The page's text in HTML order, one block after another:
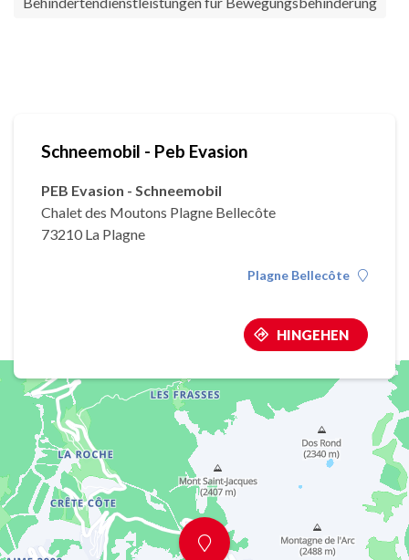
Schneemobil - Peb Evasion
PEB Evasion - Schneemobil
Chalet des Moutons Plagne Bellecôte
73210 La Plagne
Plagne Bellecôte
HINGEHEN